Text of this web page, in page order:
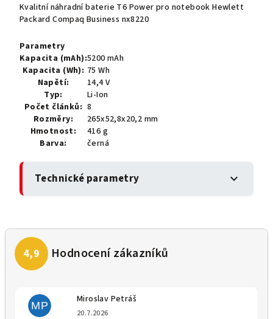
Kvalitní náhradní baterie T6 Power pro notebook Hewlett
Packard Compaq Business nx8220
Parametry
Kapacita (mAh):5200 mAh
Kapacita (Wh): 75 Wh
Napětí:
14,4 V
Typ:
Li-Ion
Počet článků: 8
Rozměry:
265x52,8x20,2 mm
Hmotnost:
416 g
Barva:
černá
Technické parametry expand_more
MP
Miroslav Petráš
20.7.2026